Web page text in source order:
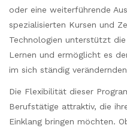
oder eine weiterführende
spezialisierten Kursen und
Technologien unterstützt
Lernen und ermöglicht es
im sich ständig
Die Flexibilität dieser
Berufstätige attraktiv, die
Einklang bringen möchten.